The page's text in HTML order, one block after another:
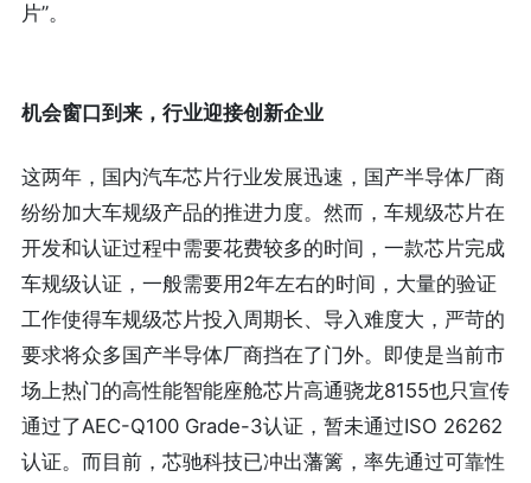
片”。
机会窗口到来，行业迎接创新企业
这两年，国内汽车芯片行业发展迅速，国产半导体厂商
纷纷加大车规级产品的推进力度。然而，车规级芯片在
开发和认证过程中需要花费较多的时间，一款芯片完成
车规级认证，一般需要用2年左右的时间，大量的验证
工作使得车规级芯片投入周期长、导入难度大，严苛的
要求将众多国产半导体厂商挡在了门外。即使是当前市
场上热门的高性能智能座舱芯片高通骁龙8155也只宣传
通过了AEC-Q100 Grade-3认证，暂未通过ISO 26262
认证。而目前，芯驰科技已冲出藩篱，率先通过可靠性